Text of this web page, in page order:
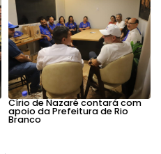
Círio de Nazaré contará com
apoio da Prefeitura de Rio
Branco